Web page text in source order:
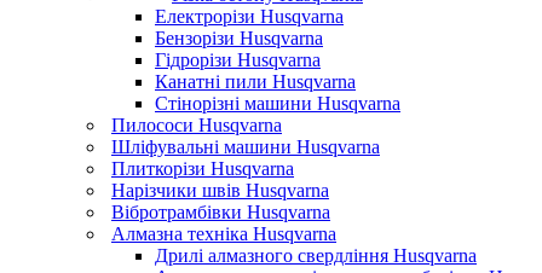
Електрорізи Husqvarna
Бензорізи Husqvarna
Гідрорізи Husqvarna
Канатні пили Husqvarna
Стінорізні машини Husqvarna
Пилососи Husqvarna
Шліфувальні машини Husqvarna
Плиткорізи Husqvarna
Нарізчики швів Husqvarna
Вібротрамбівки Husqvarna
Алмазна техніка Husqvarna
Дрилі алмазного свердління Husqvarna